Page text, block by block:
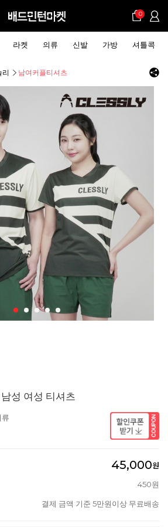
0
라켓 의류 신발 가방 셔틀콕
리 남여커플티셔츠
성 여성 티셔츠
45,000원
450원
결제 금액 기준 5만원이상 무료배송